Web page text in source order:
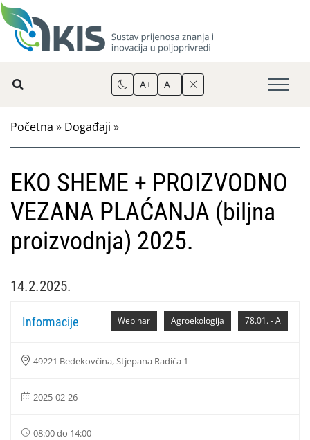
A+ A−
Početna » Događaji »
EKO SHEME + PROIZVODNO
VEZANA PLAĆANJA (biljna
proizvodnja) 2025.
14.2.2025.
78.01. - A
Agroekologija
Webinar
Informacije
49221 Bedekovčina, Stjepana Radića 1
2025-02-26
08:00 do 14:00